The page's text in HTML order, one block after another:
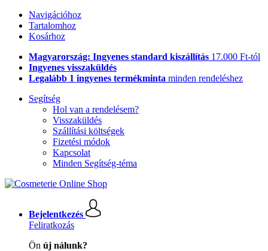
Navigációhoz
Tartalomhoz
Kosárhoz
Magyarország: Ingyenes standard kiszállítás 17.000 Ft-tól
Ingyenes visszaküldés
Legalább 1 ingyenes termékminta minden rendeléshez
Segítség
Hol van a rendelésem?
Visszaküldés
Szállítási költségek
Fizetési módok
Kapcsolat
Minden Segítség-téma
Bejelentkezés
Feliratkozás
Ön új nálunk?